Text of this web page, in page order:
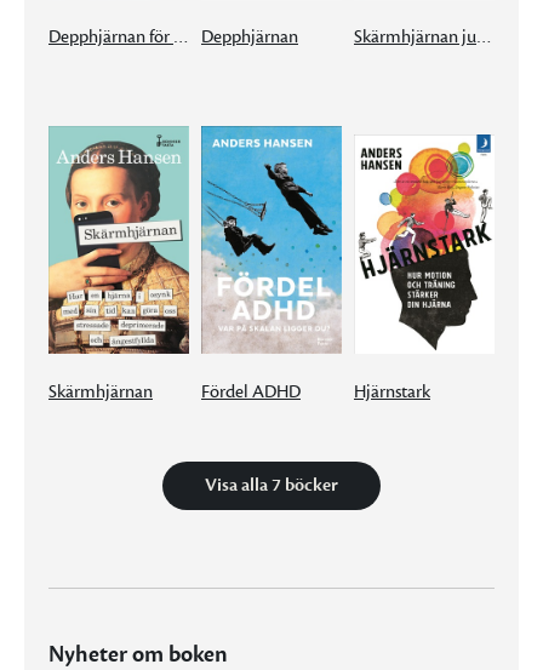
Depphjärnan för unga Depphjärnan Skärmhjärnan junior
Skärmhjärnan Fördel ADHD Hjärnstark
Visa alla 7 böcker
Nyheter om boken